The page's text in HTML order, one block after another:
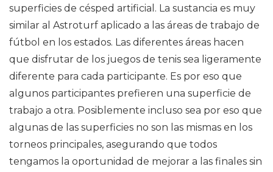
superficies de césped artificial. La sustancia es muy
similar al Astroturf aplicado a las áreas de trabajo de
fútbol en los estados. Las diferentes áreas hacen
que disfrutar de los juegos de tenis sea ligeramente
diferente para cada participante. Es por eso que
algunos participantes prefieren una superficie de
trabajo a otra. Posiblemente incluso sea por eso que
algunas de las superficies no son las mismas en los
torneos principales, asegurando que todos
tengamos la oportunidad de mejorar a las finales sin